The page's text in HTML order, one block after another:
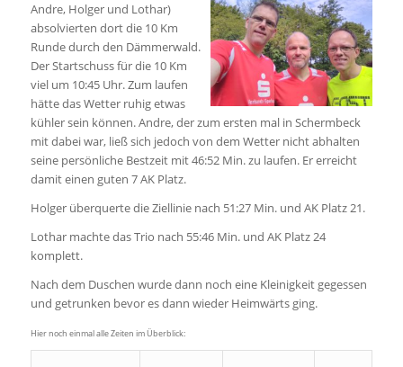
Andre, Holger und Lothar)
absolvierten dort die 10 Km
Runde durch den Dämmerwald.
Der Startschuss für die 10 Km
viel um 10:45 Uhr. Zum laufen
hätte das Wetter ruhig etwas
kühler sein können. Andre, der zum ersten mal in Schermbeck
mit dabei war, ließ sich jedoch von dem Wetter nicht abhalten
seine persönliche Bestzeit mit 46:52 Min. zu laufen. Er erreicht
damit einen guten 7 AK Platz.
Holger überquerte die Ziellinie nach 51:27 Min. und AK Platz 21.
Lothar machte das Trio nach 55:46 Min. und AK Platz 24
komplett.
Nach dem Duschen wurde dann noch eine Kleinigkeit gegessen
und getrunken bevor es dann wieder Heimwärts ging.
Hier noch einmal alle Zeiten im Überblick: